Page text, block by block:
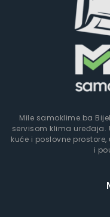
Mile samoklime.ba
servisom klima uređaja.
kuće i poslovne
i